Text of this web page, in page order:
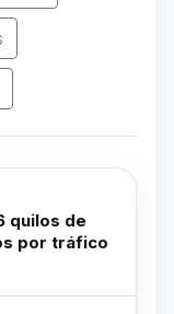
quilos de
por tráfico